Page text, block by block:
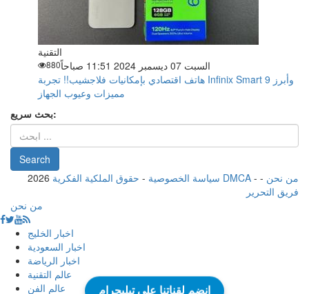
التقنية
السبت 07 ديسمبر 2024 11:51 صباحاً
880
هاتف اقتصادي بإمكانيات فلاجشيب!! تجربة Infinix Smart 9 وأبرز
مميزات وعيوب الجهاز
بحث سريع:
2026 سياسة الخصوصية - حقوق الملكية الفكرية DMCA - من نحن -
فريق التحرير
من نحن
اخبار الخليج
اخبار السعودية
اخبار الرياضة
عالم التقنية
عالم الفن
انضم لقناتنا على تيليجرام